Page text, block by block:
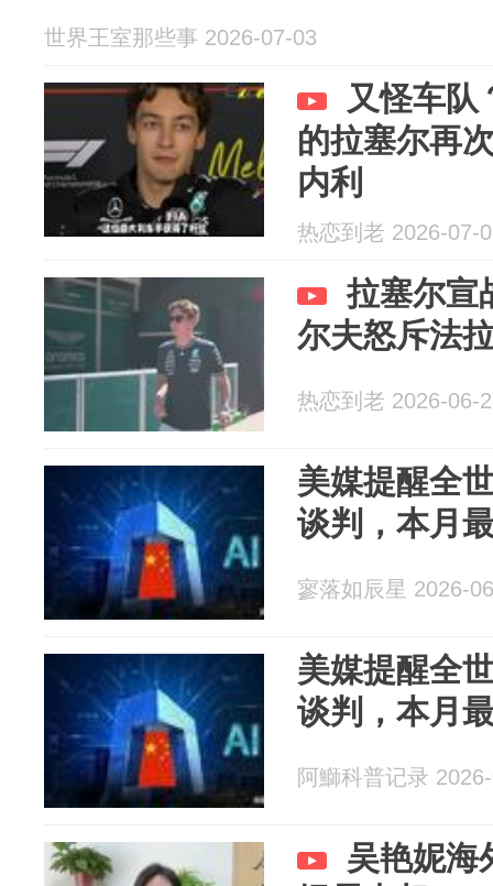
世界王室那些事 2026-07-03
又怪车队
的拉塞尔再
内利
热恋到老 2026-07-
拉塞尔宣
尔夫怒斥法
热恋到老 2026-06-
美媒提醒全
谈判，本月
寥落如辰星 2026-
美媒提醒全
谈判，本月
阿鰤科普记录
吴艳妮海